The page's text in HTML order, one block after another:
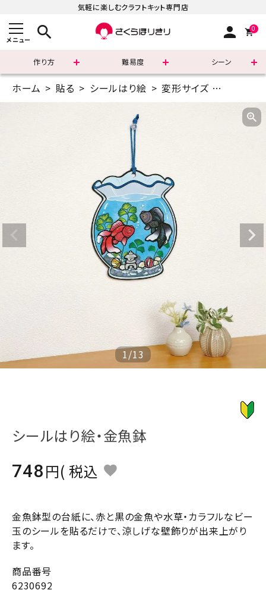
気軽に楽しむクラフトキット専門店
メニュー search person 0
作り方 難易度 シーン
まずはこちら
診断チャート
レビューを見る
コーポレートサイト
実店舗案内
お問い合わせ
ACCOUNT MENU
ようこそ ゲスト 様
meeting_room person
ホーム 貼る シールはり絵 変形サイズ
1/13
シールはり絵・金魚鉢
748
税込
金魚鉢型の台紙に、赤と黒の金魚や水草・カラフルなビー
玉のシールを貼るだけで、涼しげな壁飾りが出来上がり
ます。
商品番号
6230692